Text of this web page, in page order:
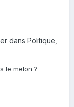
dans Politique,
le melon ?